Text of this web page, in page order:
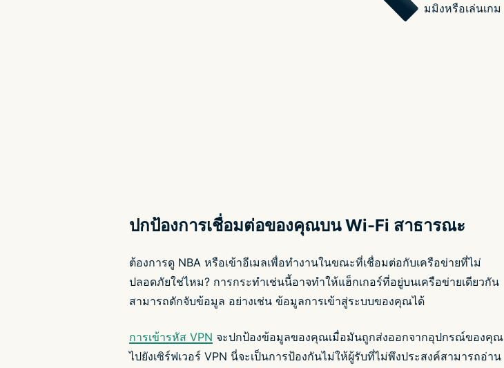
มมิงหรือเล่นเกม
ปกป้องการเชื่อมต่อของคุณบน Wi-Fi สาธารณะ
ต้องการดู NBA หรือเข้าอีเมลเพื่อทำงานในขณะที่เชื่อมต่อกับเครือข่ายที่ไม่
ปลอดภัยใช่ไหม? การกระทำเช่นนี้อาจทำให้แฮ็กเกอร์ที่อยู่บนเครือข่ายเดียวกัน
สามารถดักจับข้อมูล อย่างเช่น ข้อมูลการเข้าสู่ระบบของคุณได้
การเข้ารหัส VPN จะปกป้องข้อมูลของคุณเมื่อมันถูกส่งออกจากอุปกรณ์ของคุณ
ไปยังเซิร์ฟเวอร์ VPN นี่จะเป็นการป้องกันไม่ให้ผู้รับที่ไม่พึงประสงค์สามารถอ่าน